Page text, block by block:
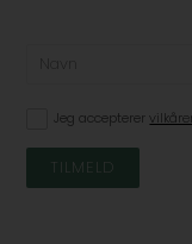
Jeg accepterer